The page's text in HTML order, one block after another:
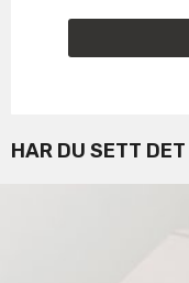
HAR DU SETT